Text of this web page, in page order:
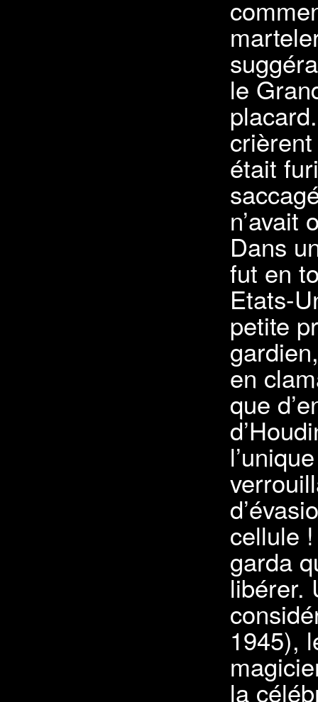
le
était
n’avait
Dans
fut en
Etats-
petite
en
que
cellule
garda
libérer.
1945),
la